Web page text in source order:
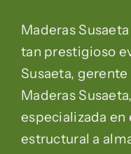
Maderas
tan prestigioso
Susaeta,
Maderas
especializada
estructural a